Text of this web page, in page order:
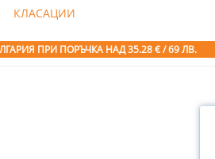
КЛАСАЦИИ
ПРИ ПОРЪЧКА НАД 35.28 € / 69 ЛВ.